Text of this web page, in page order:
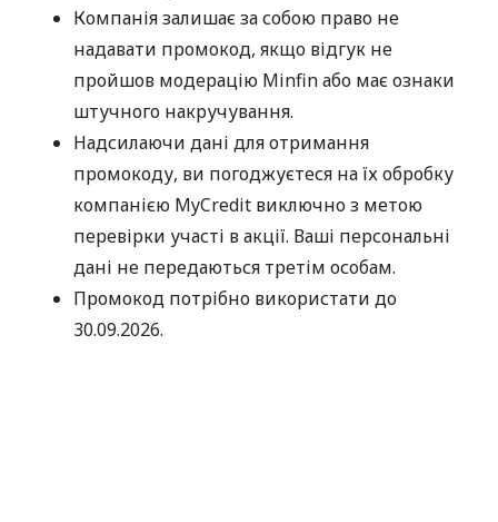
Компанія залишає за собою право не
надавати промокод, якщо відгук не
пройшов модерацію Minfin або має ознаки
штучного накручування.
Надсилаючи дані для отримання
промокоду, ви погоджуєтеся на їх обробку
компанією MyCredit виключно з метою
перевірки участі в акції. Ваші персональні
дані не передаються третім особам.
Промокод потрібно використати до
30.09.2026.